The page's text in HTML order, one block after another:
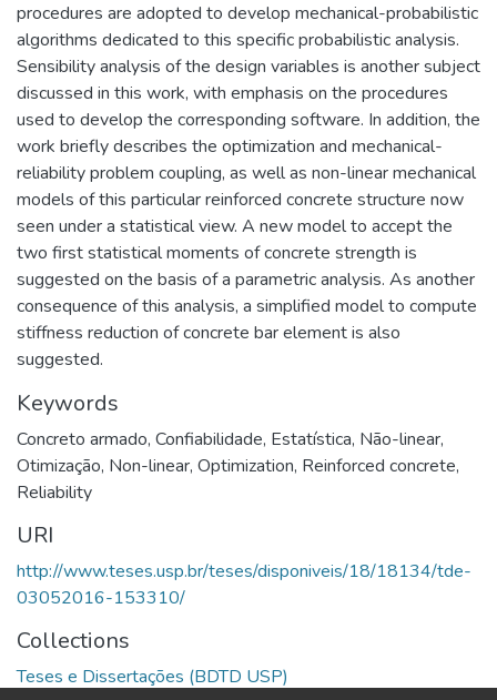
procedures are adopted to develop mechanical-probabilistic
algorithms dedicated to this specific probabilistic analysis.
Sensibility analysis of the design variables is another subject
discussed in this work, with emphasis on the procedures
used to develop the corresponding software. In addition, the
work briefly describes the optimization and mechanical-
reliability problem coupling, as well as non-linear mechanical
models of this particular reinforced concrete structure now
seen under a statistical view. A new model to accept the
two first statistical moments of concrete strength is
suggested on the basis of a parametric analysis. As another
consequence of this analysis, a simplified model to compute
stiffness reduction of concrete bar element is also
suggested.
Keywords
Concreto armado, Confiabilidade, Estatística, Não-linear,
Otimização, Non-linear, Optimization, Reinforced concrete,
Reliability
URI
http://www.teses.usp.br/teses/disponiveis/18/18134/tde-
03052016-153310/
Collections
Teses e Dissertações (BDTD USP)